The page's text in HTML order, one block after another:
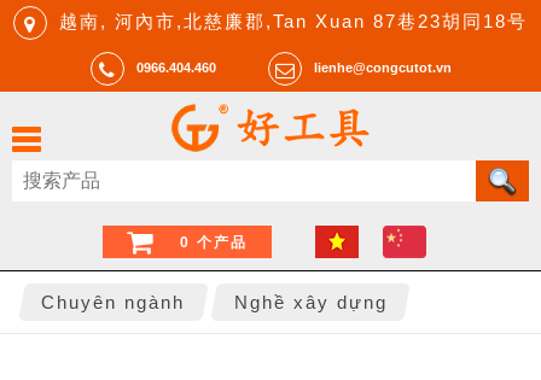
越南, 河內市,北慈廉郡,Tan Xuan 87巷23胡同18号
0966.404.460 lienhe@congcutot.vn
0 个产品
Chuyên ngành Nghề xây dựng